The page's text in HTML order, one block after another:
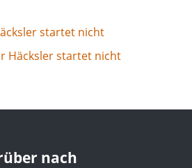
startet nicht
Häcksler startet nicht
nach